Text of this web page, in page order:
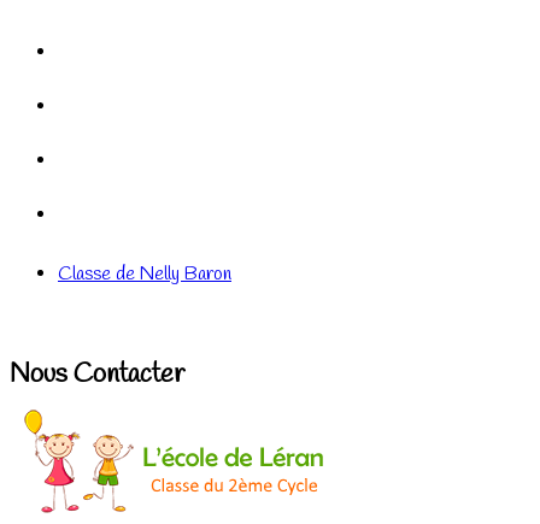
Classe de Nelly Baron
Nous Contacter